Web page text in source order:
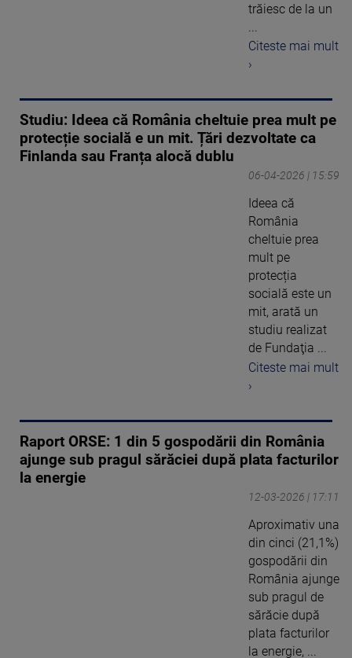
trăiesc de la un
Citeste mai mult
›
Studiu: Ideea că România cheltuie prea mult pe
protecție socială e un mit. Țări dezvoltate ca
Finlanda sau Franța alocă dublu
06-04-2026 | 15:59
Ideea că
România
cheltuie prea
mult pe
protecția
socială este un
mit, arată un
studiu realizat
de Fundaţia ...
Citeste mai mult
›
Raport ORSE: 1 din 5 gospodării din România
ajunge sub pragul sărăciei după plata facturilor
la energie
12-03-2026 | 17:11
Aproximativ una
din cinci (21,1%)
gospodării din
România ajunge
sub pragul de
sărăcie după
plata facturilor
la energie, ...